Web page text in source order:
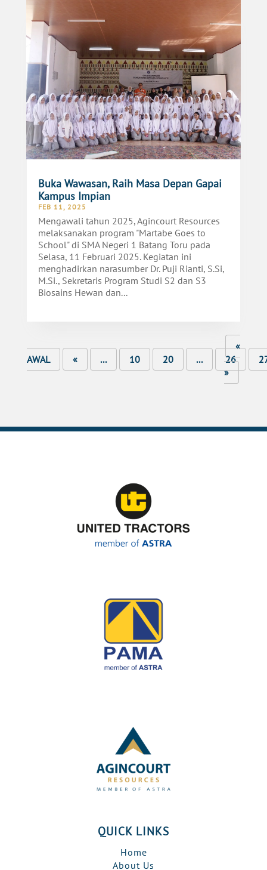
Buka Wawasan, Raih Masa Depan Gapai
Kampus Impian
FEB 11, 2025
Mengawali tahun 2025, Agincourt Resources
melaksanakan program "Martabe Goes to
School" di SMA Negeri 1 Batang Toru pada
Selasa, 11 Februari 2025. Kegiatan ini
menghadirkan narasumber Dr. Puji Rianti, S.Si,
M.Si., Sekretaris Program Studi S2 dan S3
Biosains Hewan dan...
«
AWAL
« ... 10 20 ... 26
»
QUICK LINKS
Home
About Us